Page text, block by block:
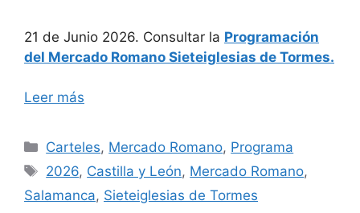
21 de Junio 2026. Consultar la Programación
del Mercado Romano Sieteiglesias de Tormes.
Leer más
Categorías
Carteles, Mercado Romano, Programa
Etiquetas
2026, Castilla y León, Mercado Romano,
Salamanca, Sieteiglesias de Tormes